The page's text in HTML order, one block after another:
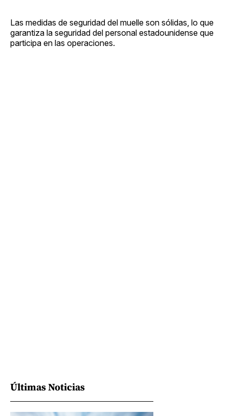
Las medidas de seguridad del muelle son sólidas, lo que
garantiza la seguridad del personal estadounidense que
participa en las operaciones.
Últimas Noticias